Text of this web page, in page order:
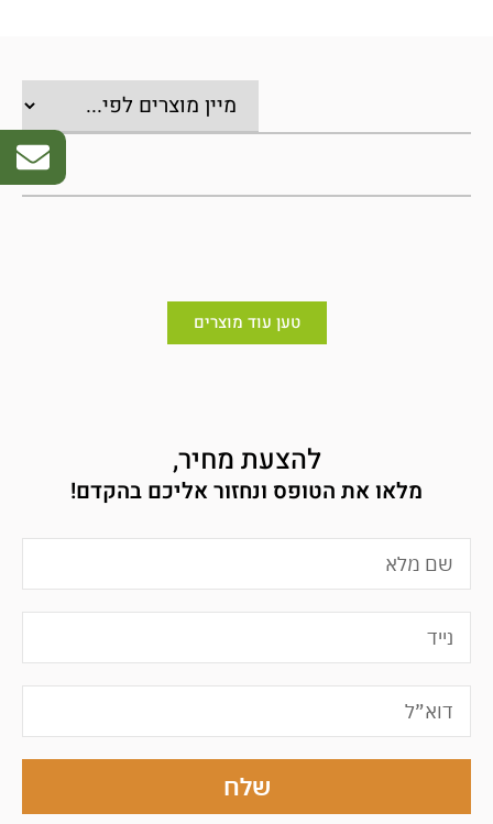
טען עוד מוצרים
להצעת מחיר,
מלאו את הטופס ונחזור אליכם בהקדם!
שלח